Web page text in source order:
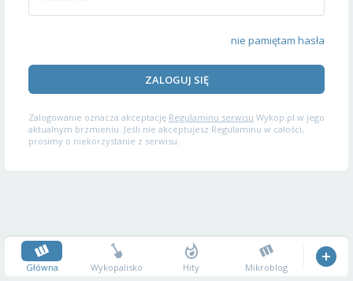
nie pamiętam hasła
ZALOGUJ SIĘ
Zalogowanie oznacza akceptację Regulaminu serwisu Wykop.pl w jego
aktualnym brzmieniu. Jeśli nie akceptujesz Regulaminu w całości,
prosimy o niekorzystanie z serwisu.
Główna Wykopalisko Hity Mikroblog